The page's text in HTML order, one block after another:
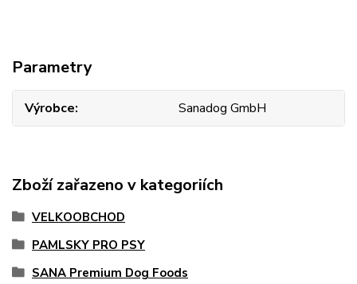
Parametry
Výrobce Sanadog GmbH
Zboží zařazeno v kategoriích
VELKOOBCHOD
PAMLSKY PRO PSY
SANA Premium Dog Foods